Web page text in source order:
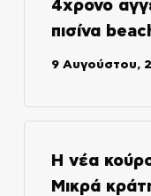
4χρονο
πισίνα
9 Αυγούστου,
Η νέα
Μικρά